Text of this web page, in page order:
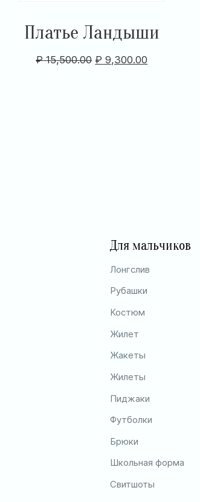
Платье Ландыши
₽15,500.00 ₽ 9,300.00
Для мальчиков
Лонгслив
Рубашки
Костюм
Жилет
Жакеты
Жилеты
Пиджаки
Футболки
Брюки
Школьная форма
Свитшоты